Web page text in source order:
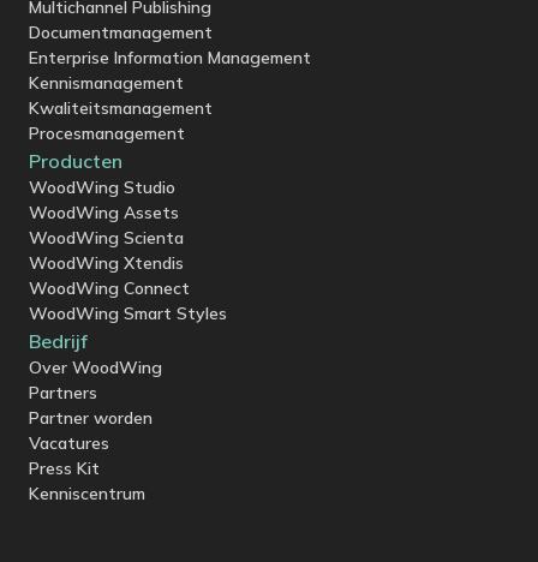
Multichannel Publishing
Documentmanagement
Enterprise Information Management
Kennismanagement
Kwaliteitsmanagement
Procesmanagement
Producten
WoodWing Studio
WoodWing Assets
WoodWing Scienta
WoodWing Xtendis
WoodWing Connect
WoodWing Smart Styles
Bedrijf
Over WoodWing
Partners
Partner worden
Vacatures
Press Kit
Kenniscentrum